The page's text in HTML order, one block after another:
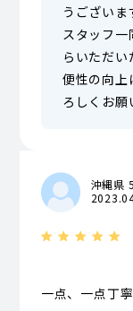
うござい
スタッフ
らいただ
便性の向上
ろしくお願
沖縄県
一点、一点丁